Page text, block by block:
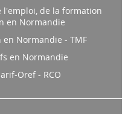
l'emploi, de la formation
en Normandie
Normandie - TMF
en Normandie
Oref - RCO